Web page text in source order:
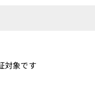
対象です